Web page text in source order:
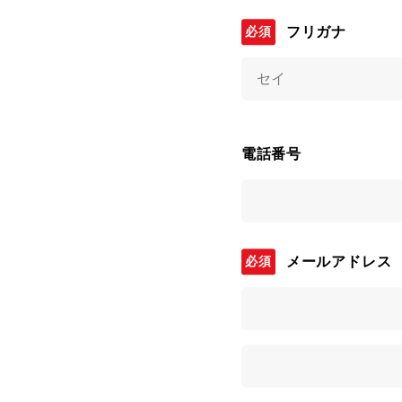
フリガナ
電話番号
メールアドレス